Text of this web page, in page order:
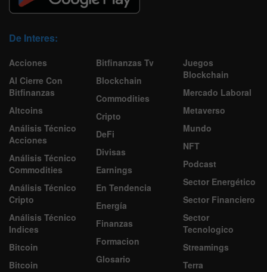
De Interes:
Acciones
Al Cierre Con
Bitfinanzas
Altcoins
Análisis Técnico
Acciones
Análisis Técnico
Commodities
Análisis Técnico
Cripto
Análisis Técnico
Indices
Bitcoin
Bitcoin
Bitfinanzas Tv
Blockchain
Commodities
Cripto
DeFi
Divisas
Earnings
En Tendencia
Energía
Finanzas
Formacion
Glosario
Juegos
Blockchain
Mercado Laboral
Metaverso
Mundo
NFT
Podcast
Sector Energético
Sector Financiero
Sector
Tecnologico
Streamings
Terra